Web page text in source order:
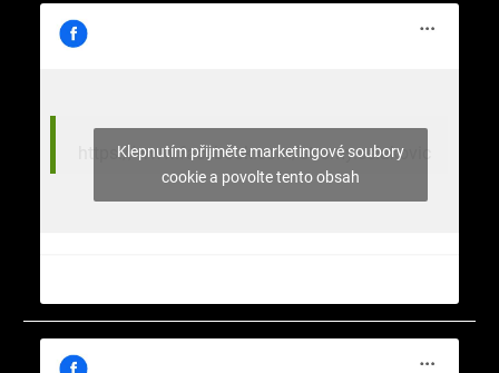
https://www.facebook.com/stromy.celakovic
Klepnutím přijměte marketingové soubory
cookie a povolte tento obsah